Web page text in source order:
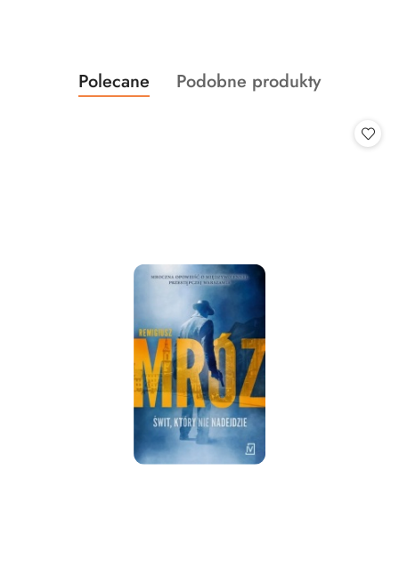
Pomiń karuzelę produktów
Produkty
o
Polecane
Produkty
Podobne produkty